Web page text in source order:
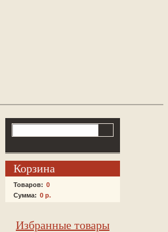
Корзина
Товаров: 0
Сумма: 0 р.
Избранные товары